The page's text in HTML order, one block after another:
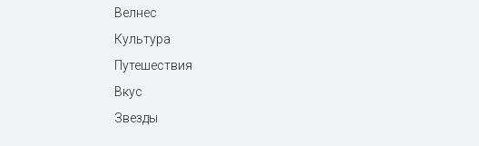
Велнес
Культура
Путешествия
Вкус
Звезды